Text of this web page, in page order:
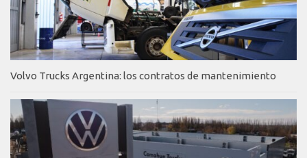
Volvo Trucks Argentina: los contratos de mantenimiento